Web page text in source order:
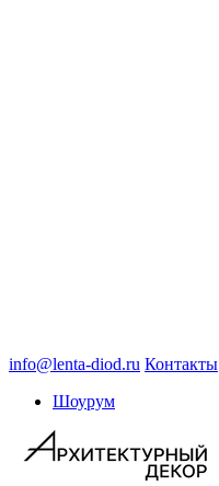
info@lenta-diod.ru Контакты
Шоурум